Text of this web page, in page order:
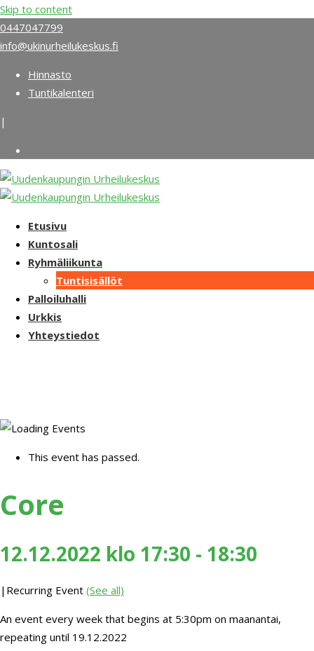
Skip to content
0447047799
info@ukinurheilukeskus.fi
Hinnasto
Tuntikalenteri
|
Etusivu
Kuntosali
Ryhmäliikunta
Tuntisisällöt
Palloiluhalli
Urkkis
Yhteystiedot
This event has passed.
Core
12.12.2022 klo 17:30 - 18:30
| Recurring Event (See all)
An event every week that begins at 5:30pm on maanantai,
repeating until 19.12.2022